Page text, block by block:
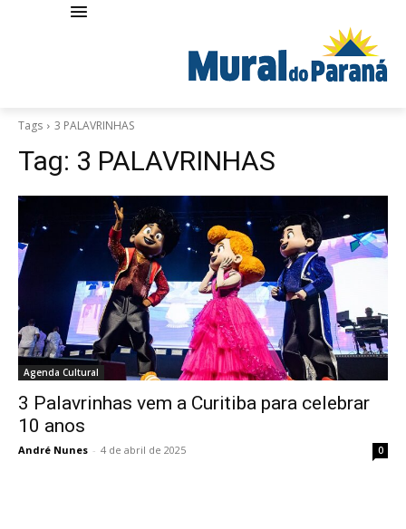
Tags 3 PALAVRINHAS
Tag: 3 PALAVRINHAS
Agenda Cultural
3 Palavrinhas vem a Curitiba para celebrar
10 anos
André Nunes - 4 de abril de 2025 0